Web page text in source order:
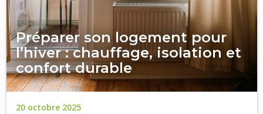
Préparer son logement pour
l’hiver : chauffage, isolation et
confort durable
20 octobre 2025